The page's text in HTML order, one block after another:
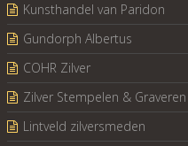
Kunsthandel van Paridon
Gundorph Albertus
COHR Zilver
Zilver Stempelen & Graveren
Lintveld zilversmeden